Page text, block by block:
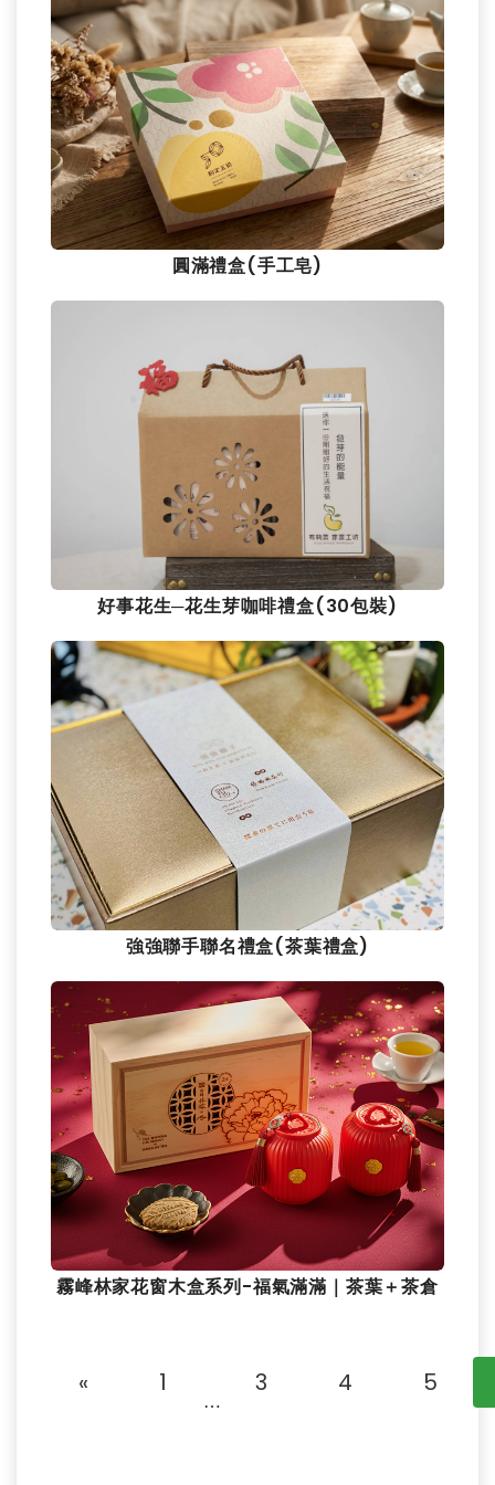
圓滿禮盒(手工皂)
好事花生─花生芽咖啡禮盒(30包裝)
強強聯手聯名禮盒(茶葉禮盒)
霧峰林家花窗木盒系列-福氣滿滿｜茶葉＋茶倉
« 1
⋯
3 4 5